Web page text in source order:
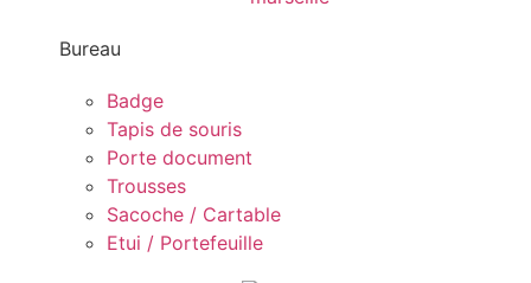
Bureau
Badge
Tapis de souris
Porte document
Trousses
Sacoche / Cartable
Etui / Portefeuille